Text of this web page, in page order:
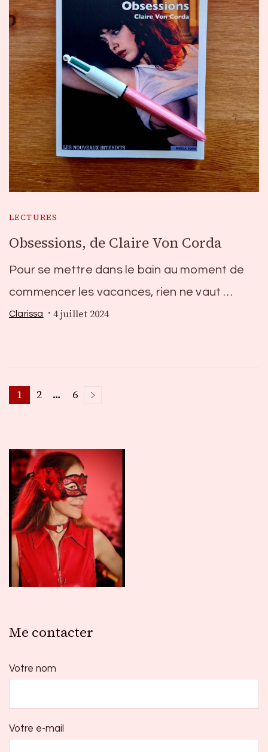
LECTURES
Obsessions, de Claire Von Corda
Pour se mettre dans le bain au moment de
commencer les vacances, rien ne vaut …
Clarissa 4 juillet 2024
Pagination
des
publications
Page
1 Page
2 … Page
6
Me contacter
Votre nom
Votre e-mail